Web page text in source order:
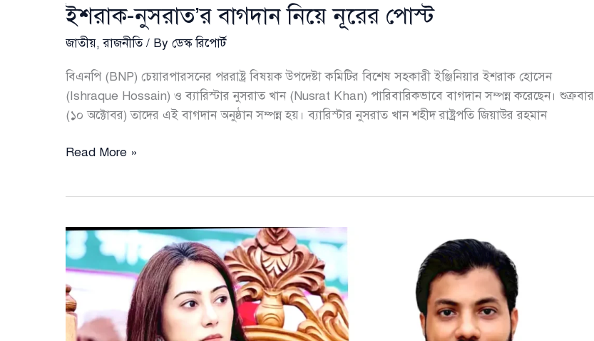
ইশরাক-নুসরাত’র বাগদান নিয়ে নূরের পোস্ট
জাতীয়,রাজনীতি/ By ডেস্ক রিপোর্ট
বিএনপি (BNP) চেয়ারপারসনের পররাষ্ট্র বিষয়ক উপদেষ্টা কমিটির বিশেষ সহকারী ইঞ্জিনিয়ার ইশরাক হোসেন
(Ishraque Hossain) ও ব্যারিস্টার নুসরাত খান (Nusrat Khan) পারিবারিকভাবে বাগদান সম্পন্ন করেছেন। শুক্রবার
(১০ অক্টোবর) তাদের এই বাগদান অনুষ্ঠান সম্পন্ন হয়। ব্যারিস্টার নুসরাত খান শহীদ রাষ্ট্রপতি জিয়াউর রহমান
ইশরাক-
নূরের
পোস্ট
Read More »